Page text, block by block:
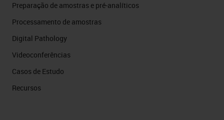
Preparação de amostras e pré-analíticos
Processamento de amostras
Digital Pathology
Videoconferências
Casos de Estudo
Recursos